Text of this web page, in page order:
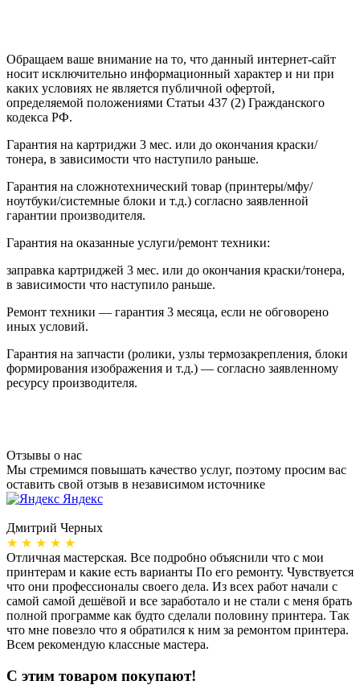
Обращаем ваше внимание на то, что данный интернет-сайт
носит исключительно информационный характер и ни при
каких условиях не является публичной офертой,
определяемой положениями Статьи 437 (2) Гражданского
кодекса РФ.
Гарантия на картриджи 3 мес. или до окончания краски/
тонера, в зависимости что наступило раньше.
Гарантия на сложнотехнический товар (принтеры/мфу/
ноутбуки/системные блоки и т.д.) согласно заявленной
гарантии производителя.
Гарантия на оказанные услуги/ремонт техники:
заправка картриджей 3 мес. или до окончания краски/тонера,
в зависимости что наступило раньше.
Ремонт техники — гарантия 3 месяца, если не обговорено
иных условий.
Гарантия на запчасти (ролики, узлы термозакрепления, блоки
формирования изображения и т.д.) — согласно заявленному
ресурсу производителя.
Отзывы о нас
Мы стремимся повышать качество услуг, поэтому просим вас
оставить свой отзыв в независимом источнике
Яндекс
Дмитрий Черных
★ ★ ★ ★ ★
Отличная мастерская. Все подробно объяснили что с мои
принтерам и какие есть варианты По его ремонту. Чувствуется
что они профессионалы своего дела. Из всех работ начали с
самой самой дешёвой и все заработало и не стали с меня брать
полной программе как будто сделали половину принтера. Так
что мне повезло что я обратился к ним за ремонтом принтера.
Всем рекомендую классные мастера.
С этим товаром покупают!